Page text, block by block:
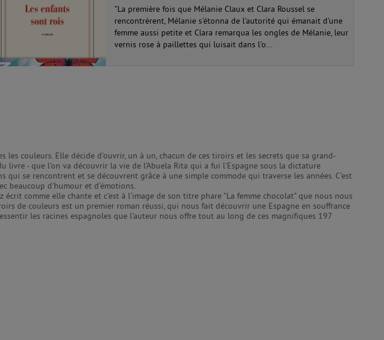
"La première fois que Mélanie Claux et Clara Roussel se
rencontrèrent, Mélanie s'étonna de l'autorité qui émanait d'une
femme aussi petite et Clara remarqua les ongles de Mélanie, leur
vernis rose à paillettes qui luisait dans l'o...
couleurs. Elle décide d'ouvrir, un à un, chacun de ces tiroirs et les secrets que sa grand-
livre - que l'on va découvrir la vie de l'Abuela Rita qui a fui l'Espagne sous la dictature
se rencontrent et se découvrent grâce à une simple commode qui traverse les années. C'est
beaucoup d'humour et d'émotions.
comme elle chante et c'est à l'image de son titre phare "La femme chocolat" que nous nous
de couleurs est un premier roman réussi, qui nous fait découvrir une Espagne en souffrance
les racines espagnoles que l'auteur nous offre tout au long de ces magnifiques 197